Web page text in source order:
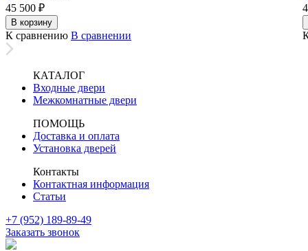
45 500 ₽
В корзину
К сравнению В сравнении
КАТАЛОГ
Входные двери
Межкомнатные двери
ПОМОЩЬ
Доставка и оплата
Установка дверей
Контакты
Контактная информация
Статьи
+7 (952) 189-89-49
Заказать звонок